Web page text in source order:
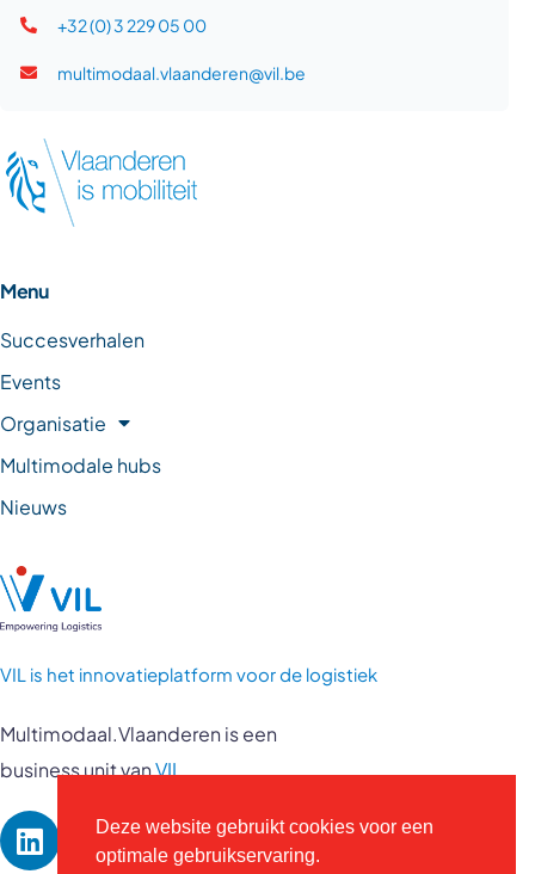
+32 (0) 3 229 05 00
multimodaal.vlaanderen@vil.be
Menu
Succesverhalen
Events
Organisatie
Multimodale hubs
Nieuws
VIL is het innovatieplatform voor de logistiek
Multimodaal.Vlaanderen is een
business unit vanVIL
Deze website gebruikt cookies voor een
optimale gebruikservaring.